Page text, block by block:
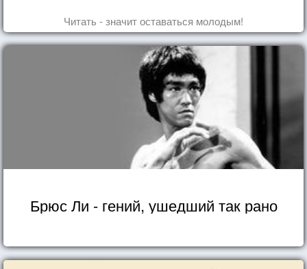
Читать - значит оставаться молодым!
Брюс Ли - гений, ушедший так рано